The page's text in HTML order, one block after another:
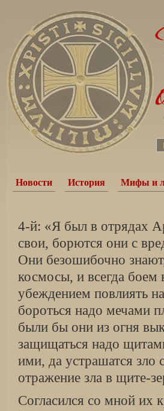
Новости История Мифы и
4-й: «Я был в отрядах
свои, борются они с
Они безошибочно
космосы, и всегда боем
убеждением повлиять
бороться надо мечами
были бы они из огня
защищаться надо
ими, да устрашатся зло
отражение зла в щите-
Согласился со мной их